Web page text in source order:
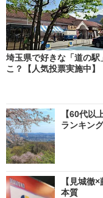
埼玉県で好きな「道の駅
こ？【人気投票実施中】
【60代以
ランキン
【見城徹
本質